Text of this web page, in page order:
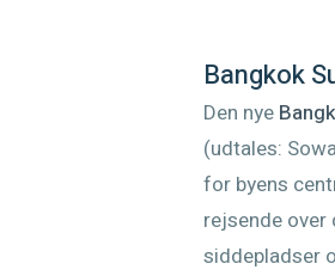
Bangkok
Den nye
(udtales:
for byens
rejsende
siddepladser